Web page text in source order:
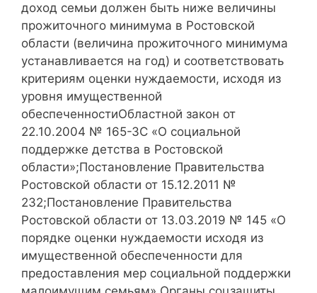
доход семьи должен быть ниже величины
прожиточного минимума в Ростовской
области (величина прожиточного минимума
устанавливается на год) и соответствовать
критериям оценки нуждаемости, исходя из
уровня имущественной
обеспеченностиОбластной закон от
22.10.2004 № 165-ЗС «О социальной
поддержке детства в Ростовской
области»;Постановление Правительства
Ростовской области от 15.12.2011 №
232;Постановление Правительства
Ростовской области от 13.03.2019 № 145 «О
порядке оценки нуждаемости исходя из
имущественной обеспеченности для
предоставления мер социальной поддержки